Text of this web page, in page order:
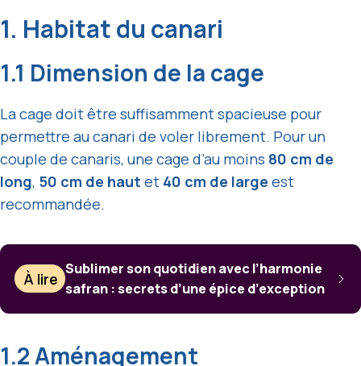
1. Habitat du canari
1.1 Dimension de la cage
La cage doit être suffisamment spacieuse pour
permettre au canari de voler librement. Pour un
couple de canaris, une cage d’au moins 80 cm de
long, 50 cm de haut et 40 cm de large est
recommandée.
À lire
Sublimer son quotidien avec l’harmonie
safran : secrets d’une épice d’exception
1.2 Aménagement